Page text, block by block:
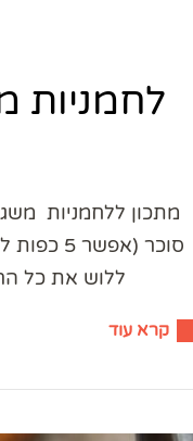
לחמניות
מתכון ללחמניות
ללוש את כל הרכיבים
קרא עוד